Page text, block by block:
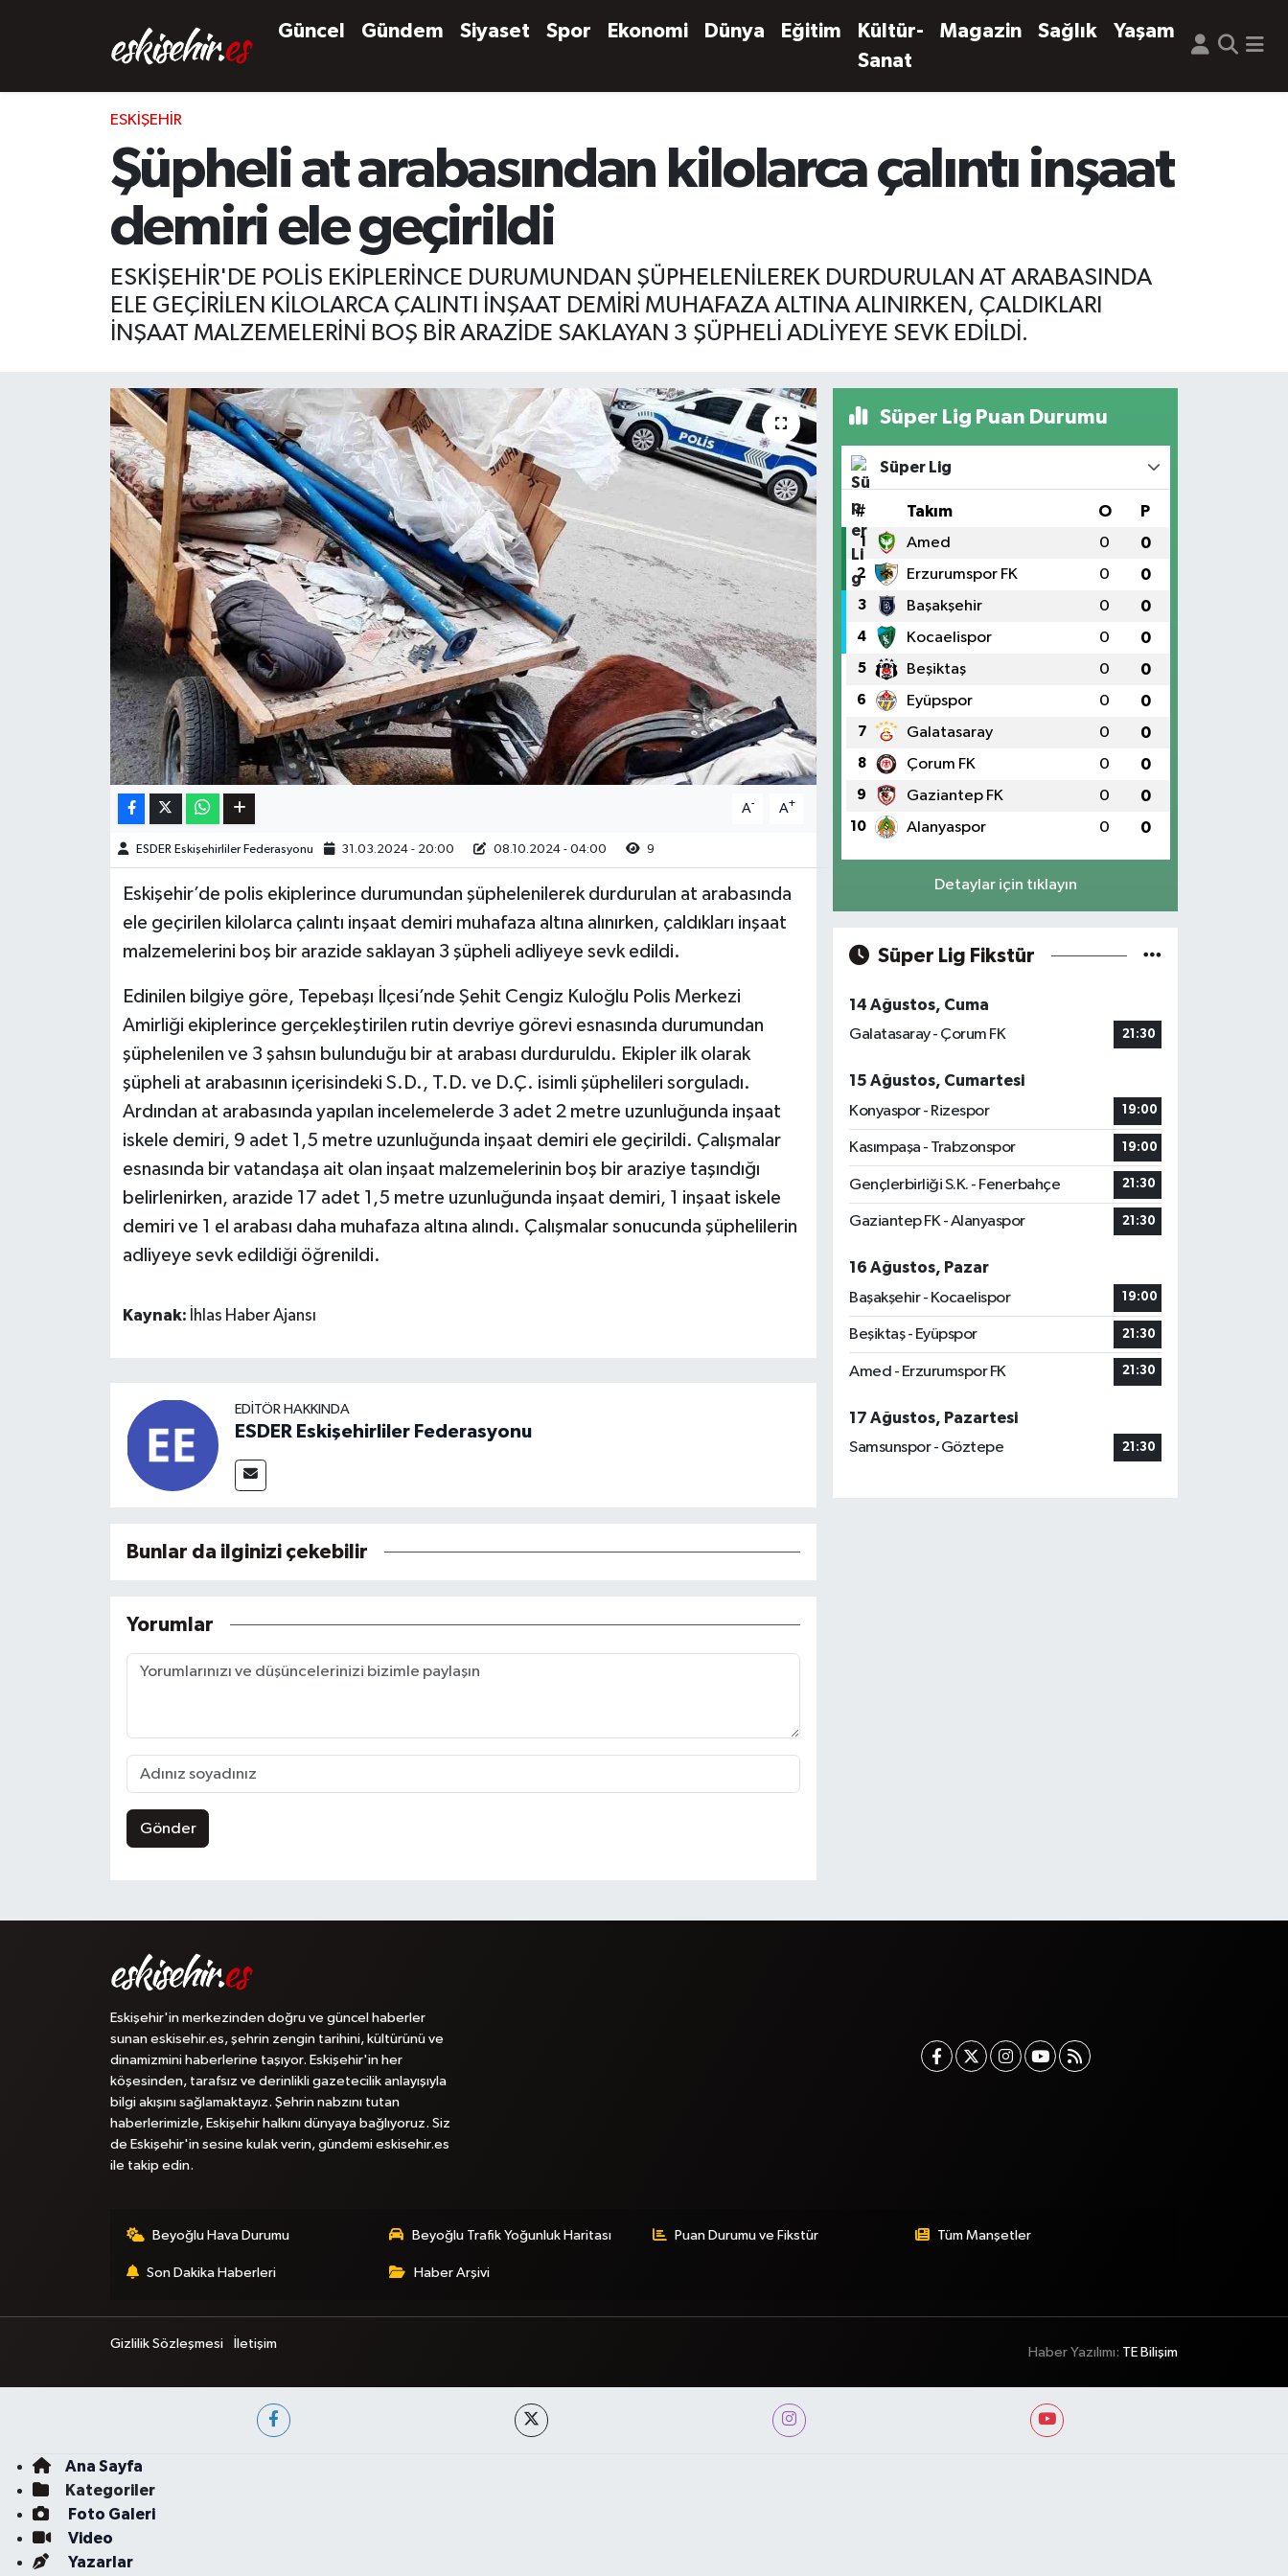
Güncel Gündem Siyaset Spor Ekonomi Dünya Eğitim
Kültür-
Sanat
Magazin Sağlık Yaşam
ESKIŞEHIR
Şüpheli at arabasından kilolarca çalıntı inşaat
demiri ele geçirildi
ESKİŞEHİR'DE POLİS EKİPLERİNCE DURUMUNDAN ŞÜPHELENİLEREK DURDURULAN AT ARABASINDA
ELE GEÇİRİLEN KİLOLARCA ÇALINTI İNŞAAT DEMİRİ MUHAFAZA ALTINA ALINIRKEN, ÇALDIKLARI
İNŞAAT MALZEMELERİNİ BOŞ BİR ARAZİDE SAKLAYAN 3 ŞÜPHELİ ADLİYEYE SEVK EDİLDİ.
A- A+
ESDER Eskişehirliler Federasyonu 31.03.2024 - 20:00 08.10.2024 - 04:00 9
Eskişehir’de polis ekiplerince durumundan şüphelenilerek durdurulan at arabasında
ele geçirilen kilolarca çalıntı inşaat demiri muhafaza altına alınırken, çaldıkları inşaat
malzemelerini boş bir arazide saklayan 3 şüpheli adliyeye sevk edildi.
Edinilen bilgiye göre, Tepebaşı İlçesi’nde Şehit Cengiz Kuloğlu Polis Merkezi
Amirliği ekiplerince gerçekleştirilen rutin devriye görevi esnasında durumundan
şüphelenilen ve 3 şahsın bulunduğu bir at arabası durduruldu. Ekipler ilk olarak
şüpheli at arabasının içerisindeki S.D., T.D. ve D.Ç. isimli şüphelileri sorguladı.
Ardından at arabasında yapılan incelemelerde 3 adet 2 metre uzunluğunda inşaat
iskele demiri, 9 adet 1,5 metre uzunluğunda inşaat demiri ele geçirildi. Çalışmalar
esnasında bir vatandaşa ait olan inşaat malzemelerinin boş bir araziye taşındığı
belirlenirken, arazide 17 adet 1,5 metre uzunluğunda inşaat demiri, 1 inşaat iskele
demiri ve 1 el arabası daha muhafaza altına alındı. Çalışmalar sonucunda şüphelilerin
adliyeye sevk edildiği öğrenildi.
Kaynak: İhlas Haber Ajansı
EDITÖR HAKKINDA
ESDER Eskişehirliler Federasyonu
Bunlar da ilginizi çekebilir
Yorumlar
Gönder
Süper Lig Puan Durumu
Süper Lig
# Takım O P
1 Amed 0 0
2 Erzurumspor FK 0 0
3 Başakşehir 0 0
4 Kocaelispor 0 0
5 Beşiktaş 0 0
6 Eyüpspor 0 0
7 Galatasaray 0 0
8 Çorum FK 0 0
9 Gaziantep FK 0 0
10 Alanyaspor 0 0
Detaylar için tıklayın
Süper Lig Fikstür
14 Ağustos, Cuma
Galatasaray - Çorum FK
21:30
15 Ağustos, Cumartesi
Konyaspor - Rizespor
19:00
Kasımpaşa - Trabzonspor 19:00
Gençlerbirliği S.K. - Fenerbahçe 21:30
Gaziantep FK - Alanyaspor 21:30
16 Ağustos, Pazar
Başakşehir - Kocaelispor
19:00
Beşiktaş - Eyüpspor 21:30
Amed - Erzurumspor FK 21:30
17 Ağustos, Pazartesi
Samsunspor - Göztepe
21:30
Eskişehir'in merkezinden doğru ve güncel haberler
sunan eskisehir.es, şehrin zengin tarihini, kültürünü ve
dinamizmini haberlerine taşıyor. Eskişehir'in her
köşesinden, tarafsız ve derinlikli gazetecilik anlayışıyla
bilgi akışını sağlamaktayız. Şehrin nabzını tutan
haberlerimizle, Eskişehir halkını dünyaya bağlıyoruz. Siz
de Eskişehir'in sesine kulak verin, gündemi eskisehir.es
ile takip edin.
Beyoğlu Hava Durumu Beyoğlu Trafik Yoğunluk Haritası Puan Durumu ve Fikstür Tüm Manşetler
Son Dakika Haberleri Haber Arşivi
Gizlilik Sözleşmesi İletişim
Haber Yazılımı: TE Bilişim
Ana Sayfa
Kategoriler
Foto Galeri
Video
Yazarlar